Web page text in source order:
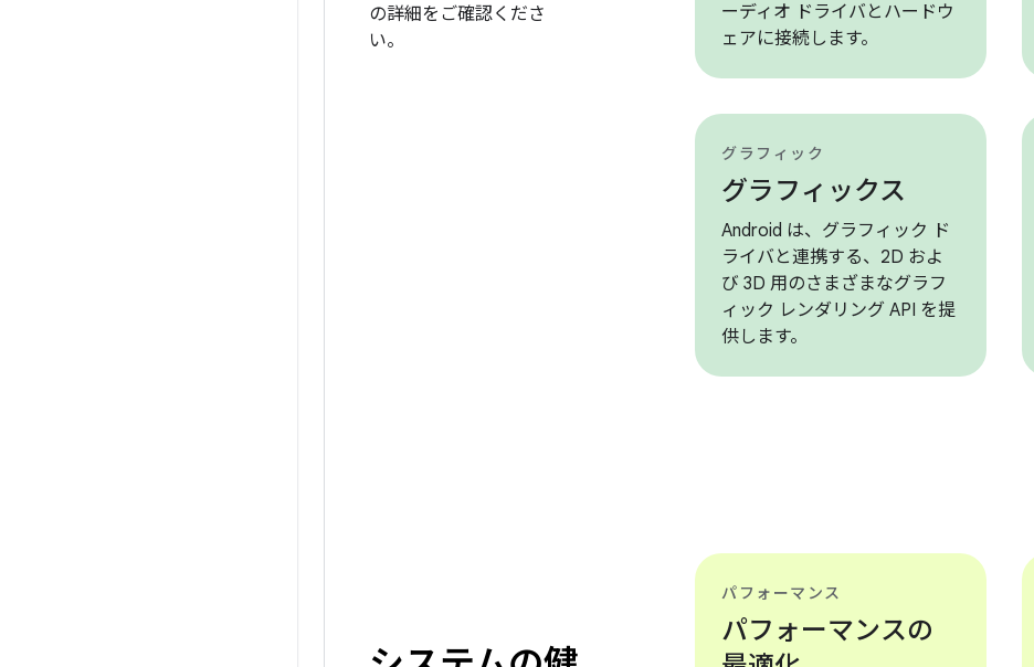
の詳細をご確認くださ
い。
ーディオ ドライバとハードウ
ェアに接続します。
グラフィック
グラフィックス
Android は、グラフィック ド
ライバと連携する、2D およ
び 3D 用のさまざまなグラフ
ィック レンダリング API を提
供します。
パフォーマンス
パフォーマンスの